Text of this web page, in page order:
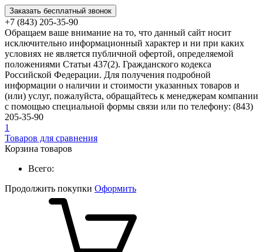
Заказать бесплатный звонок
+7 (843) 205-35-90
Обращаем ваше внимание на то, что данный сайт носит
исключительно информационный характер и ни при каких
условиях не является публичной офертой, определяемой
положениями Статьи 437(2). Гражданского кодекса
Российской Федерации. Для получения подробной
информации о наличии и стоимости указанных товаров и
(или) услуг, пожалуйста, обращайтесь к менеджерам компании
с помощью специальной формы связи или по телефону: (843)
205-35-90
1
Товаров для сравнения
Корзина товаров
Всего:
Продолжить покупки Оформить